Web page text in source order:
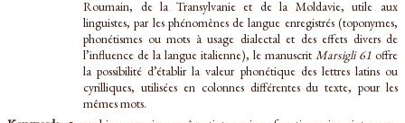
Roumain, de la Transylvanie et de la Moldavie, utile aux
linguistes, par les phénomènes de langue enregistrés (toponymes,
phonétismes ou mots à usage dialectal et des effets divers de
l’influence de la langue italienne), le manuscrit Marsigli 61 offre
la possibilité d’établir la valeur phonétique des lettres latins ou
cyrilliques, utilisées en colonnes différentes du texte, pour les
mêmes mots.